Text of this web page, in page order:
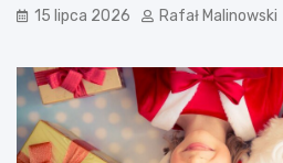
15 lipca 2026 Rafał Malinowski